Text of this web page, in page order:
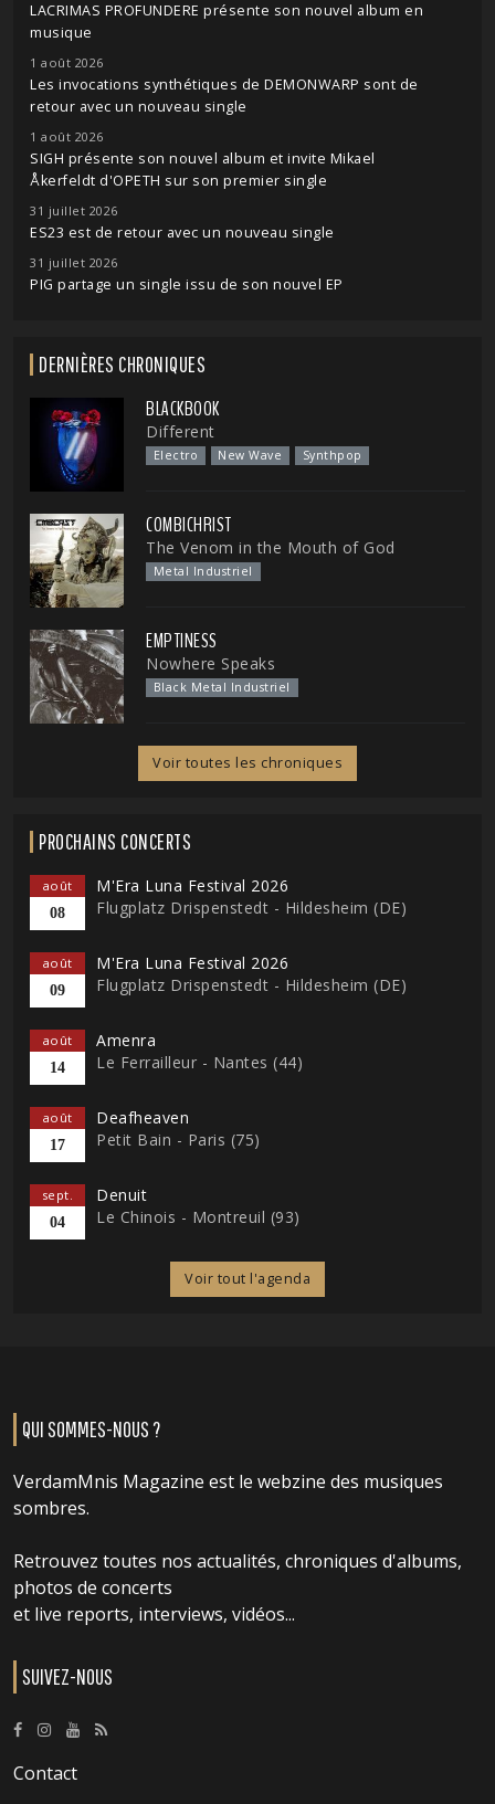
LACRIMAS PROFUNDERE présente son nouvel album en
musique
1 août 2026
Les invocations synthétiques de DEMONWARP sont de
retour avec un nouveau single
1 août 2026
SIGH présente son nouvel album et invite Mikael
Åkerfeldt d'OPETH sur son premier single
31 juillet 2026
ES23 est de retour avec un nouveau single
31 juillet 2026
PIG partage un single issu de son nouvel EP
DERNIÈRES CHRONIQUES
BLACKBOOK
Different
Electro New Wave Synthpop
COMBICHRIST
The Venom in the Mouth of God
Metal Industriel
EMPTINESS
Nowhere Speaks
Black Metal Industriel
Voir toutes les chroniques
PROCHAINS CONCERTS
août
08
M'Era Luna Festival 2026
Flugplatz Drispenstedt - Hildesheim (DE)
août
09
M'Era Luna Festival 2026
Flugplatz Drispenstedt - Hildesheim (DE)
août
14
Amenra
Le Ferrailleur - Nantes (44)
août
17
Deafheaven
Petit Bain - Paris (75)
sept.
04
Denuit
Le Chinois - Montreuil (93)
Voir tout l'agenda
QUI SOMMES-NOUS ?
VerdamMnis Magazine est le webzine des musiques
sombres.
Retrouvez toutes nos actualités, chroniques d'albums,
photos de concerts
et live reports, interviews, vidéos...
SUIVEZ-NOUS
Contact